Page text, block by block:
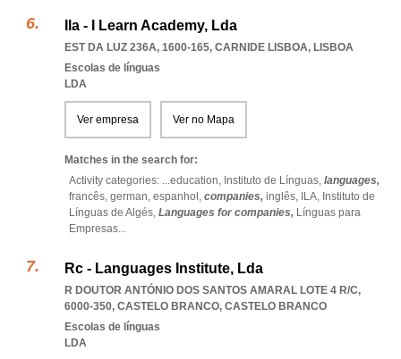
Ila - I Learn Academy, Lda
EST DA LUZ 236A, 1600-165, CARNIDE LISBOA, LISBOA
Escolas de línguas
LDA
Ver empresa Ver no Mapa
Matches in the search for:
Activity categories: ...education, Instituto de Línguas, languages,
francês, german, espanhol, companies, inglês, ILA, Instituto de
Línguas de Algés, Languages for companies, Línguas para
Empresas...
Rc - Languages Institute, Lda
R DOUTOR ANTÓNIO DOS SANTOS AMARAL LOTE 4 R/C,
6000-350, CASTELO BRANCO, CASTELO BRANCO
Escolas de línguas
LDA